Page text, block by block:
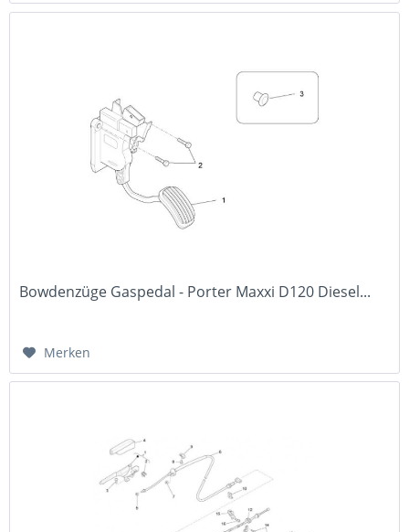
Bowdenzüge Gaspedal - Porter Maxxi D120 Diesel...
Merken